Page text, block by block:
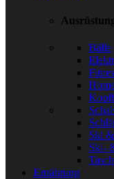
Bälle
Ski
Ski-
Ernährung